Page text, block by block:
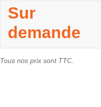
Sur
demande
Tous nos prix sont TTC.